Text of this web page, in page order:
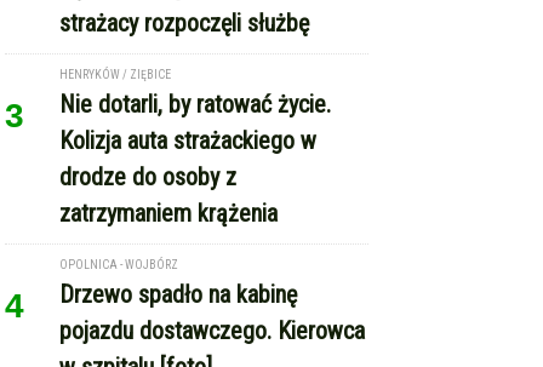
Drzewo spadło na kabinę
pojazdu dostawczego. Kierowca
w szpitalu [foto]
REKLAMA